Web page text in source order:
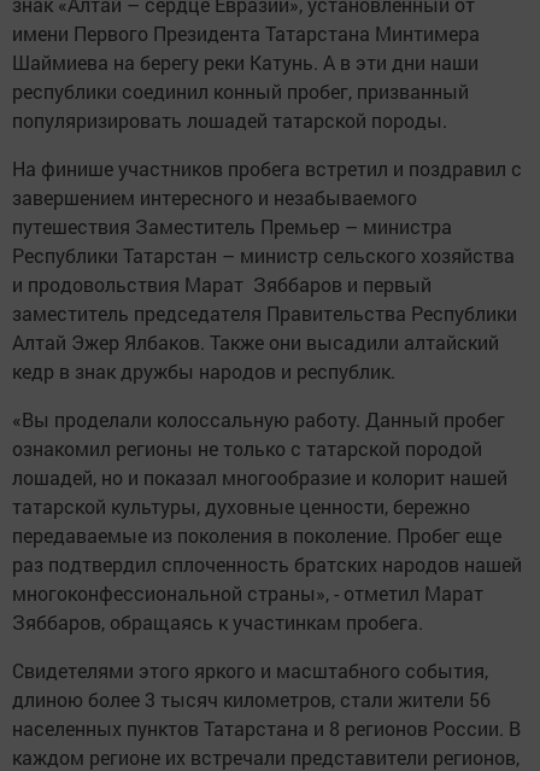
имени Первого Президента Татарстана Минтимера
Шаймиева на берегу реки Катунь. А в эти дни наши
республики соединил конный пробег, призванный
популяризировать лошадей татарской породы.
На финише участников пробега встретил и поздравил с
завершением интересного и незабываемого
путешествия Заместитель Премьер – министра
Республики Татарстан – министр сельского хозяйства
и продовольствия Марат Зяббаров и первый
заместитель председателя Правительства Республики
Алтай Эжер Ялбаков. Также они высадили алтайский
кедр в знак дружбы народов и республик.
«Вы проделали колоссальную работу. Данный пробег
ознакомил регионы не только с татарской породой
лошадей, но и показал многообразие и колорит нашей
татарской культуры, духовные ценности, бережно
передаваемые из поколения в поколение. Пробег еще
раз подтвердил сплоченность братских народов нашей
многоконфессиональной страны», - отметил Марат
Зяббаров, обращаясь к участинкам пробега.
Свидетелями этого яркого и масштабного события,
длиною более 3 тысяч километров, стали жители 56
населенных пунктов Татарстана и 8 регионов России. В
каждом регионе их встречали представители регионов,